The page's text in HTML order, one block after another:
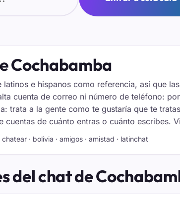
Cochabamba
latinos e hispanos como referencia, así que
cuenta de correo ni número de teléfono:
trata a la gente como te gustaría que te
cuentas de cuánto entras o cuánto escribes.
· bolivia · amigos · amistad · latinchat
del chat de